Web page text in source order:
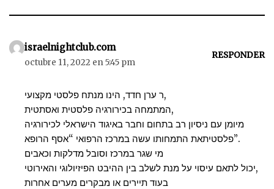
israelnightclub.com
octubre 11, 2022 en 5:45 pm
RESPONDER
ר ערן חדד, הינו מנתח פלסטי מקצועי,
המתמחה בכירורגיה פלסטית ואסתטית,
מיומן עם ניסיון רב בתחום וחבר באיגוד הישראלי לכירורגיה
פלסטיתאת התמחותו עשה במרכז הרפואי “אסף הרופא”.
מי שגר במרכז וסובל מדלקות וכאבים
יכול לתאם עיסוי על מנת לשלב בין ההיבט הפיזיולוגי והאירוטי,
בעוד תיירים או מבקרים מערים אחרות